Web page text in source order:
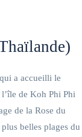
a accueilli le
de Koh Phi Phi
de la Rose du
belles plages du